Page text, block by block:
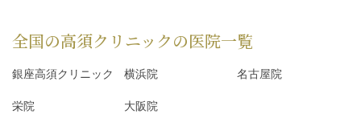
全国の高須クリニックの医院一覧
銀座高須クリニック 横浜院 名古屋院
栄院 大阪院